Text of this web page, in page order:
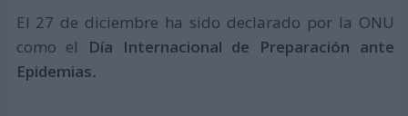
El 27 de diciembre ha sido declarado por la ONU
como el Día Internacional de Preparación ante
Epidemias.